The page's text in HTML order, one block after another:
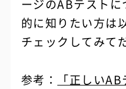
ージのABテスト
的に知りたい方は
チェックしてみて
参考：
「正しい